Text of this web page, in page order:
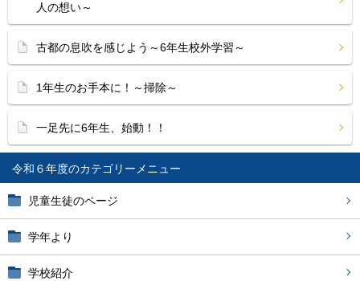
令和６年度
児童生徒のページ
学年より
学校紹介
人の想い～
古都の息吹を感じよう～6年生校外学習～
1年生のお手本に！～掃除～
一足先に6年生、始動！！